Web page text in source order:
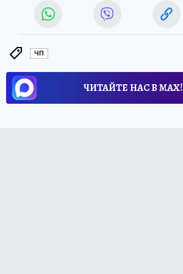
ЧП
ЧИТАЙТЕ НАС В МАХ!